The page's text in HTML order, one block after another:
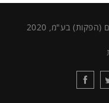
בע"מ, 2020